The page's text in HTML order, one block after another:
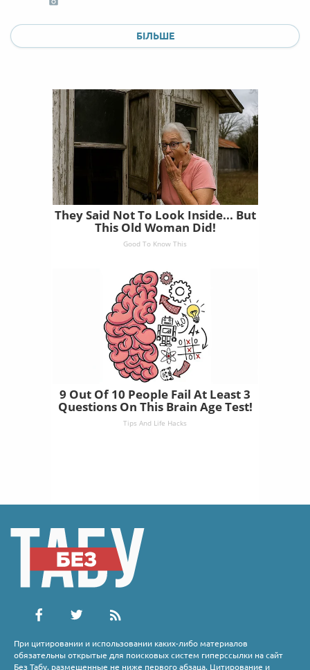
БІЛЬШЕ
They Said Not To Look Inside... But
This Old Woman Did!
Good To Know This
9 Out Of 10 People Fail At Least 3
Questions On This Brain Age Test!
Tips And Life Hacks
При цитировании и использовании каких-либо материалов
обязательны открытые для поисковых систем гиперссылки на сайт
Без Табу, размещенные не ниже первого абзаца. Цитирование и